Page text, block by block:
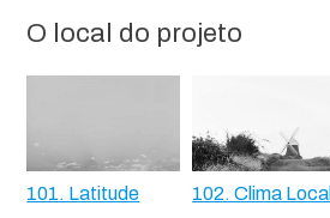
O local do projeto
101. Latitude 102. Clima Local